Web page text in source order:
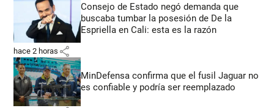
Consejo de Estado negó demanda que
buscaba tumbar la posesión de De la
Espriella en Cali: esta es la razón
hace 2 horas share
MinDefensa confirma que el fusil Jaguar no
es confiable y podría ser reemplazado